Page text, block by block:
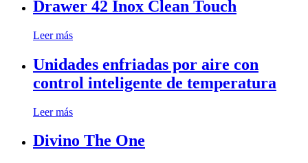
Drawer 42 Inox Clean Touch
Leer más
Unidades enfriadas por aire con
control inteligente de temperatura
Leer más
Divino The One